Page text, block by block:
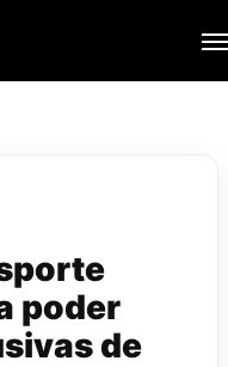
poder
de